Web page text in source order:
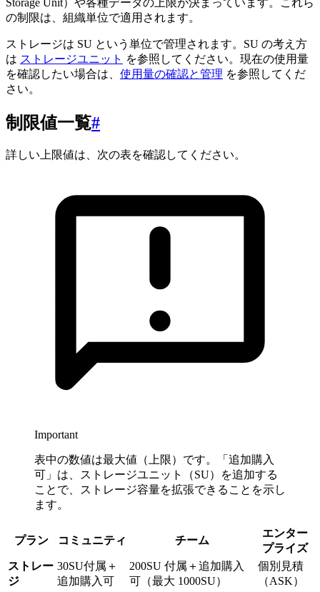
の制限は、組織単位で適用されます。
ストレージは SU という単位で管理されます。SU の考え方
は ストレージユニット を参照してください。現在の使用量
を確認したい場合は、 使用量の確認と管理 を参照してくだ
さい。
制限値一覧#
詳しい上限値は、次の表を確認してください。
Important
表中の数値は最大値（上限）です。「追加購入
可」は、ストレージユニット（SU）を追加する
ことで、ストレージ容量を拡張できることを示し
ます。
プラン コミュニティ チーム
エンター
プライズ
ストレー
ジ
30SU付属＋
追加購入可
200SU 付属＋追加購入
可（最大 1000SU）
個別見積
（ASK）